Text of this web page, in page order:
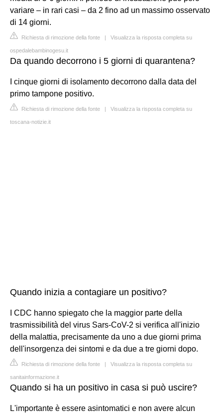
variare – in rari casi – da 2 fino ad un massimo osservato
di 14 giorni.
Richiesta di rimozione della fonte | Visualizza la risposta completa su
ospedalebambinogesu.it
Da quando decorrono i 5 giorni di quarantena?
I cinque giorni di isolamento decorrono dalla data del
primo tampone positivo.
Richiesta di rimozione della fonte | Visualizza la risposta completa su
toscana-notizie.it
Quando inizia a contagiare un positivo?
I CDC hanno spiegato che la maggior parte della
trasmissibilità del virus Sars-CoV-2 si verifica all'inizio
della malattia, precisamente da uno a due giorni prima
dell'insorgenza dei sintomi e da due a tre giorni dopo.
Richiesta di rimozione della fonte | Visualizza la risposta completa su
sanitainformazione.it
Quando si ha un positivo in casa si può uscire?
L'importante è essere asintomatici e non avere alcun